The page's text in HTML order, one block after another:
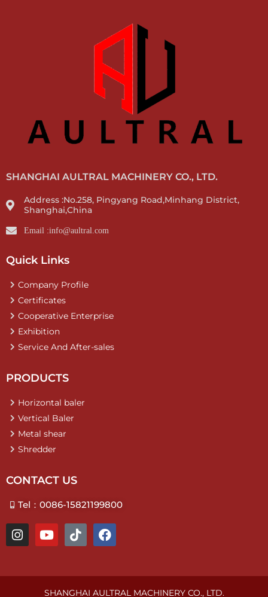
SHANGHAI AULTRAL MACHINERY CO., LTD.
Address :No.258, Pingyang Road,Minhang District,
Shanghai,China
Email :info@aultral.com
Quick Links
Company Profile
Certificates
Cooperative Enterprise
Exhibition
Service And After-sales
PRODUCTS
Horizontal baler
Vertical Baler
Metal shear
Shredder
CONTACT US
Tel：0086-15821199800
I
n
a
Y
o
u
b
T
i
o
k
F
a
b
o
SHANGHAI AULTRAL MACHINERY CO., LTD.